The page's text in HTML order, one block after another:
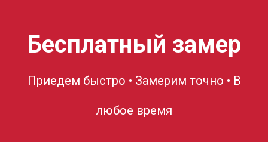
Бесплатный замер
Приедем быстро • Замерим точно • В
любое время